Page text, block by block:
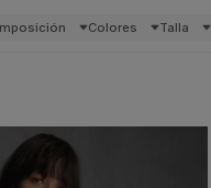
Colores Talla